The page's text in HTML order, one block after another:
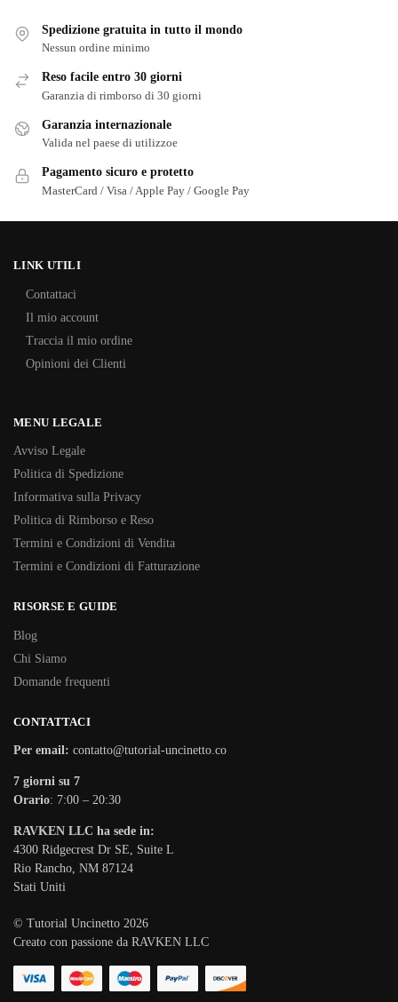
Spedizione gratuita in tutto il mondo
Nessun ordine minimo
Reso facile entro 30 giorni
Garanzia di rimborso di 30 giorni
Garanzia internazionale
Valida nel paese di utilizzoe
Pagamento sicuro e protetto
MasterCard / Visa / Apple Pay / Google Pay
LINK UTILI
Contattaci
Il mio account
Traccia il mio ordine
Opinioni dei Clienti
MENU LEGALE
Avviso Legale
Politica di Spedizione
Informativa sulla Privacy
Politica di Rimborso e Reso
Termini e Condizioni di Vendita
Termini e Condizioni di Fatturazione
RISORSE E GUIDE
Blog
Chi Siamo
Domande frequenti
CONTATTACI
Per email: contatto@tutorial-uncinetto.co
7 giorni su 7
Orario: 7:00 – 20:30
RAVKEN LLC ha sede in:
4300 Ridgecrest Dr SE, Suite L
Rio Rancho, NM 87124
Stati Uniti
© Tutorial Uncinetto 2026
Creato con passione da RAVKEN LLC